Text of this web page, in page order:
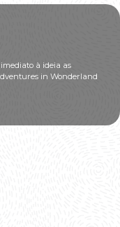
à ideia as
in Wonderland